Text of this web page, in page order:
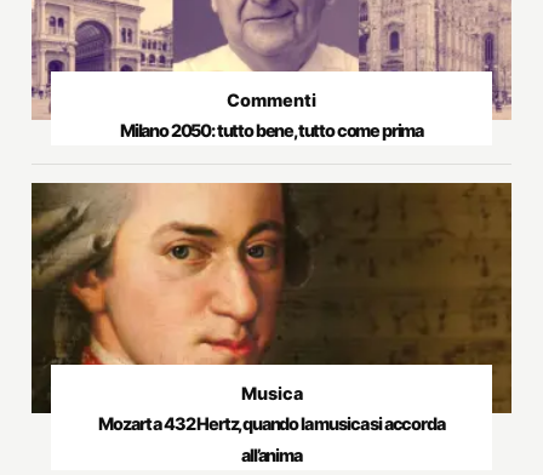
Commenti
Milano 2050: tutto bene, tutto come prima
Musica
Mozart a 432 Hertz, quando la musica si accorda
all’anima